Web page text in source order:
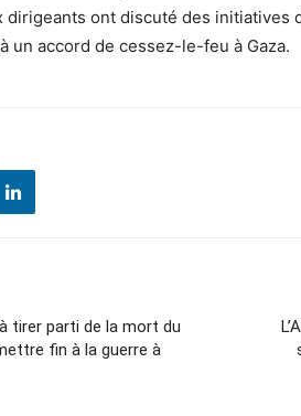
dirigeants ont discuté des initiatives
un accord de cessez-le-feu à Gaza.
tirer parti de la mort du
fin à la guerre à